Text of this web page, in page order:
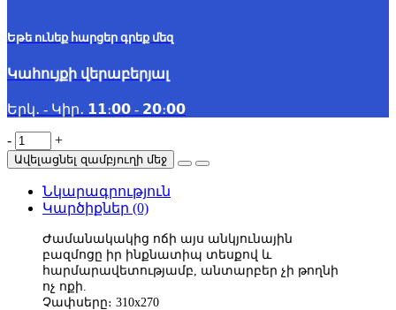
Եթե ունեք հարցեր գրեք մեզ
Կահույքի վերաբերյալ
Երկ․ - Կիր․ 𝟭𝟭։𝟬𝟬 - 𝟮𝟬։𝟬𝟬
- +
Ավելացնել զամբյուղի մեջ
Նկարագրություն
Կարծիքներ (0)
Ժամանակակից ոճի այս անկյունային
բազմոցը իր ինքնատիպ տեսքով և
հարմարավետությամբ, անտարբեր չի թողնի
ոչ ոքի.
Չափսերը։ 310x270